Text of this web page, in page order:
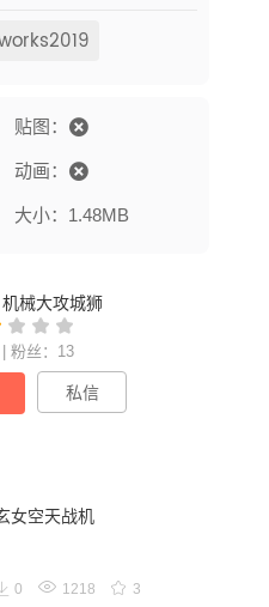
贴图：
动画：
大小：1.48MB
机械大攻城狮
粉丝：13
私信
女空天战机
0 1218 3